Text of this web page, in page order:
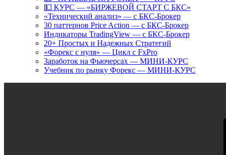
💵 КУРС — «БИРЖЕВОЙ СТАРТ С БКС»
«Технический анализ» — с БКС-Брокер
30 паттернов Price Action — с БКС-Брокер
Индикаторы TradingView — с БКС-Брокер
20+ Простых и Надежных Стратегий
«Форекс с нуля» — Цикл с FxPro
Заработок на Фьючерсах — МИНИ-КУРС
Учебник по рынку Форекс — МИНИ-КУРС